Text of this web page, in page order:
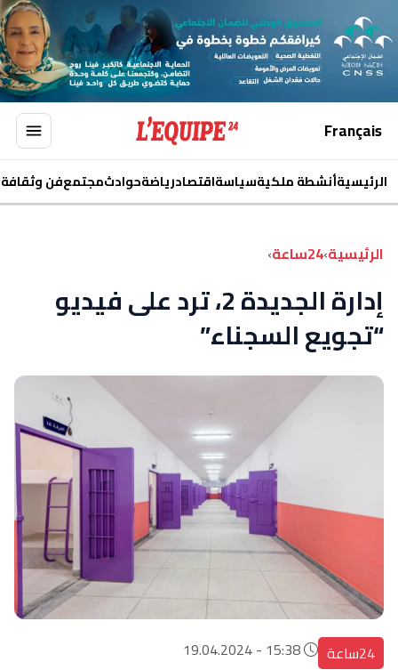
Français
الرئيسيةأنشطة ملكيةسياسةاقتصادرياضةحوادثمجتمعفن وثقافة
الرئيسية›24ساعة ›
إدارة الجديدة 2، ترد على فيديو
“تجويع السجناء”
24ساعة